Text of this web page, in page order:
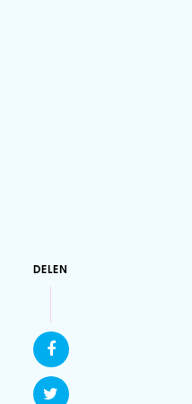
DELEN

